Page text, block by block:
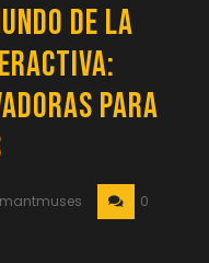
de la
para
0